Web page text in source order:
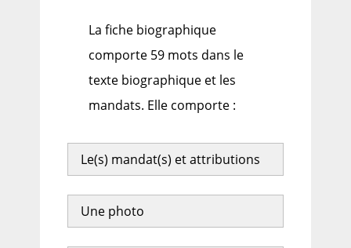
La fiche biographique
comporte 59 mots dans le
texte biographique et les
mandats. Elle comporte :
Le(s) mandat(s) et attributions
Une photo